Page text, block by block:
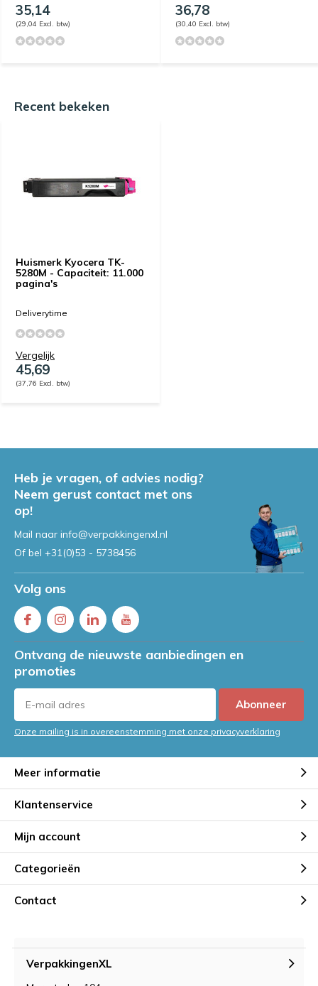
35,14
(29,04 Excl. btw)
36,78
(30,40 Excl. btw)
Recent bekeken
Huismerk Kyocera TK-
5280M - Capaciteit: 11.000
pagina's
Deliverytime
Vergelijk
45,69
(37,76 Excl. btw)
Heb je vragen, of advies nodig?
Neem gerust contact met ons
op!
Mail naar info@verpakkingenxl.nl
Of bel +31(0)53 - 5738456
Volg ons
Ontvang de nieuwste aanbiedingen en
promoties
Abonneer
Onze mailing is in overeenstemming met onze privacyverklaring
Meer informatie
Klantenservice
Mijn account
Categorieën
Contact
VerpakkingenXL